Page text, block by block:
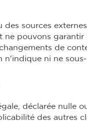
des sources
ne pouvons
de
n'indique ni ne
déclarée nulle
des autres